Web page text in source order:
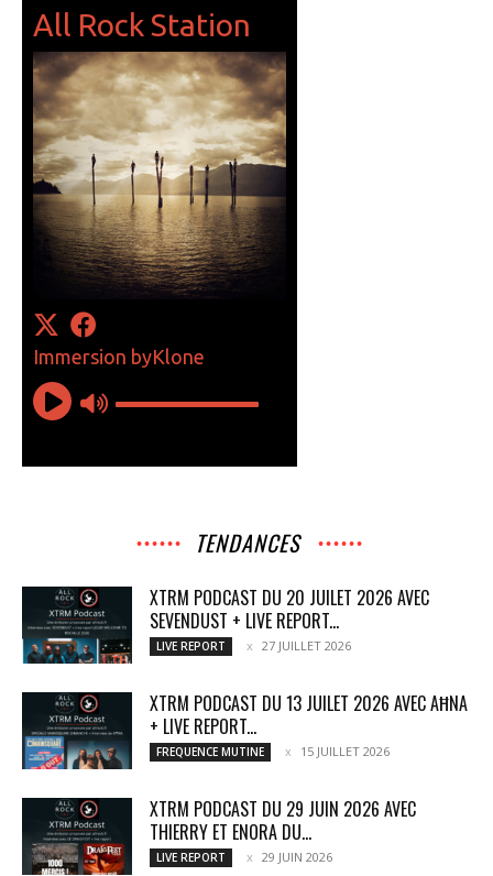
TENDANCES
XTRM PODCAST DU 20 JUILET 2026 AVEC
SEVENDUST + LIVE REPORT...
LIVE REPORT 27 JUILLET 2026
XTRM PODCAST DU 13 JUILET 2026 AVEC AĦNA
+ LIVE REPORT...
FREQUENCE MUTINE 15 JUILLET 2026
XTRM PODCAST DU 29 JUIN 2026 AVEC
THIERRY ET ENORA DU...
LIVE REPORT 29 JUIN 2026